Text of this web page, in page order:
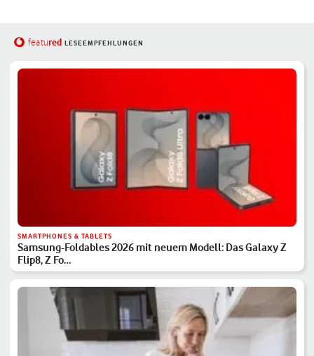
featured LESEEMPFEHLUNGEN
SMARTPHONES & TABLETS
Samsung-Foldables 2026 mit neuem Modell: Das Galaxy Z
Flip8, Z Fo…